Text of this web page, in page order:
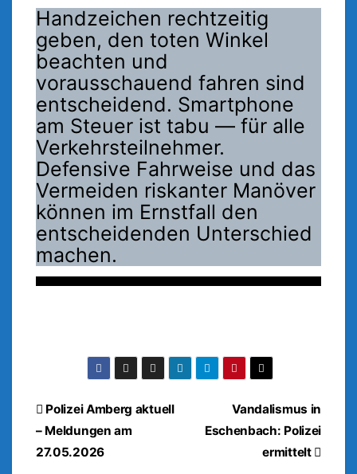
Handzeichen rechtzeitig
geben, den toten Winkel
beachten und
vorausschauend fahren sind
entscheidend. Smartphone
am Steuer ist tabu — für alle
Verkehrsteilnehmer.
Defensive Fahrweise und das
Vermeiden riskanter Manöver
können im Ernstfall den
entscheidenden Unterschied
machen.
BeitragsnavigationVandalismus in
Eschenbach: Polizei
ermittelt
Polizei Amberg aktuell
– Meldungen am
27.05.2026